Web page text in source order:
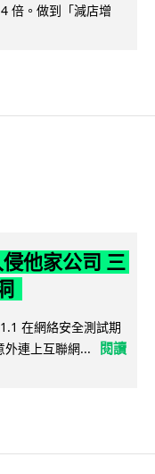
倍。做到「減店增
他家公司 三
在網絡安全測試期
連上互聯網...
閱讀